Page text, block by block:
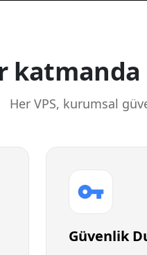
Her VPS, kurumsal
Güvenlik